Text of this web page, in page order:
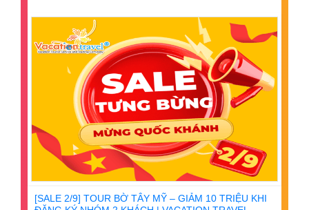
[SALE 2/9] TOUR BỜ TÂY MỸ – GIẢM 10 TRIỆU KHI